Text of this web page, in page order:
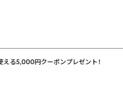
える5,000円クーポンプレゼント！